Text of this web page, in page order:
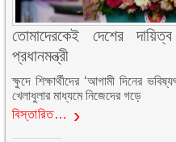
তোমাদেরকেই দেশের
প্রধানমন্ত্রী
ক্ষুদে শিক্ষার্থীদের ‘আগামী দিনের
খেলাধুলার মাধ্যমে নিজেদের গড়ে
বিস্তারিত…